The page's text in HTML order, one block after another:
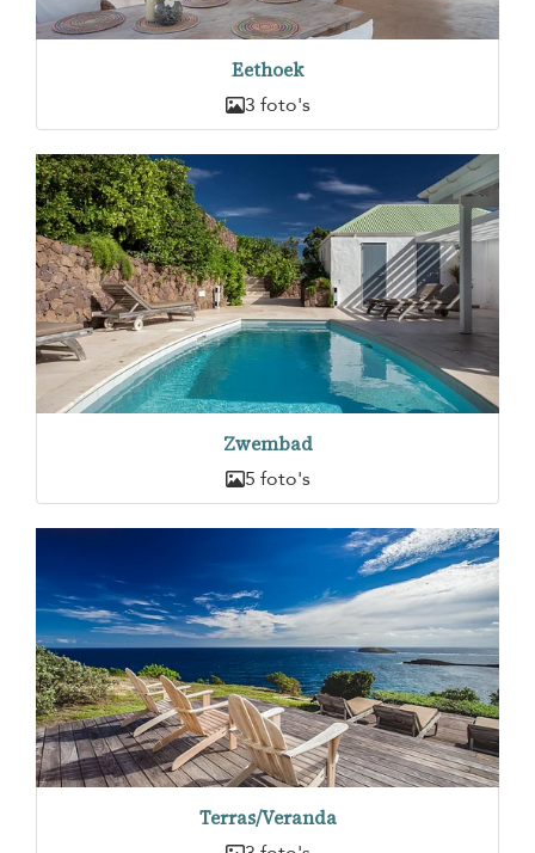
Eethoek
3 foto's
Zwembad
5 foto's
Terras/Veranda